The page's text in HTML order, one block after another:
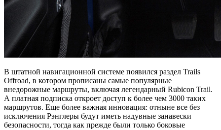
В штатной навигационной системе появился раздел Trails
Offroad, в котором прописаны самые популярные
внедорожные маршруты, включая легендарный Rubicon Trail.
А платная подписка откроет доступ к более чем 3000 таких
маршрутов. Еще более важная инновация: отныне все без
исключения Рэнглеры будут иметь надувные занавески
безопасности, тогда как прежде были только боковые